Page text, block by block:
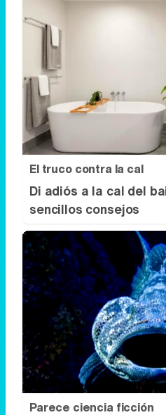
El truco contra la cal
Di adiós a la cal del
sencillos consejos
Parece ciencia ficción